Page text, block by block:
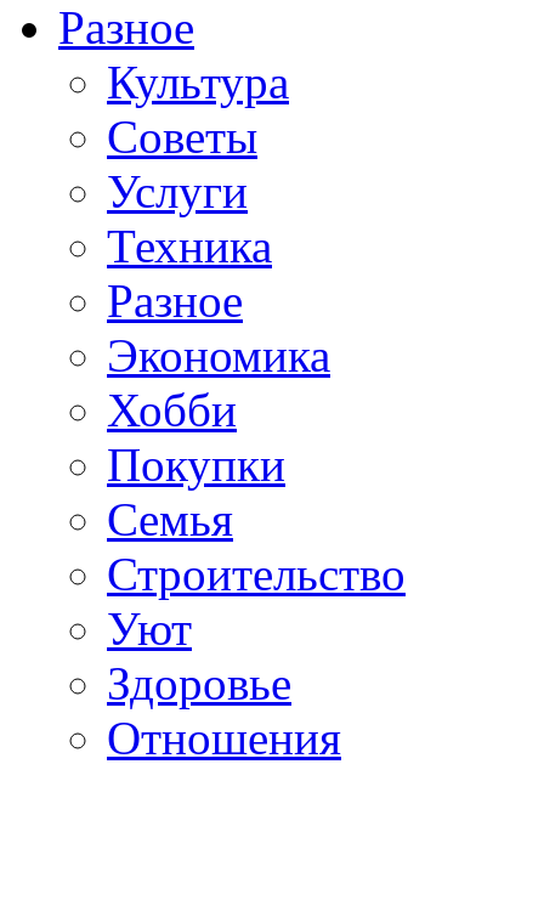
Разное
Культура
Советы
Услуги
Техника
Разное
Экономика
Хобби
Покупки
Семья
Строительство
Уют
Здоровье
Отношения